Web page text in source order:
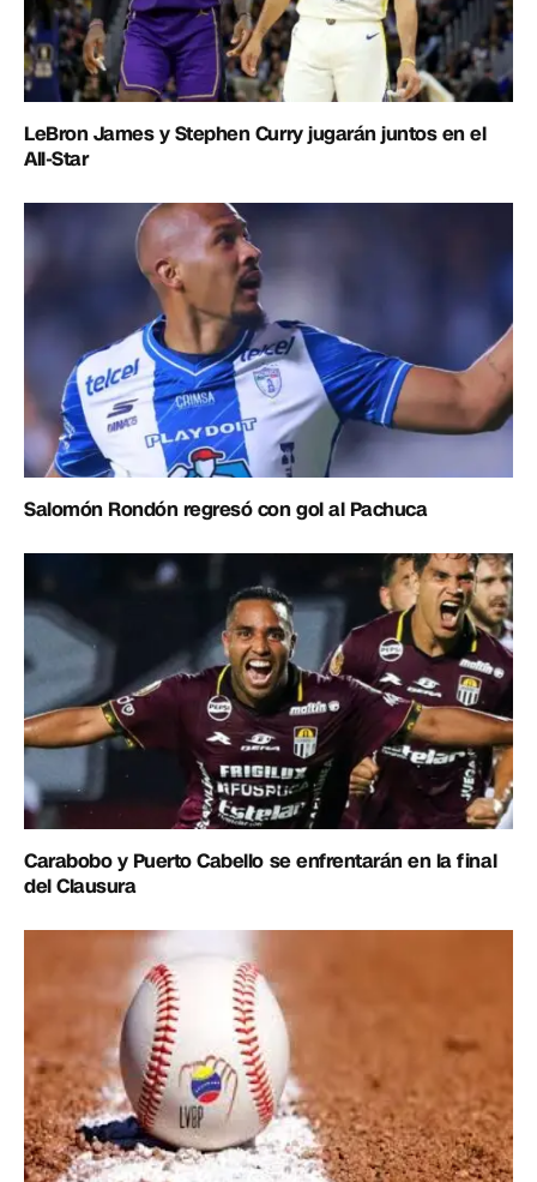
LeBron James y Stephen Curry jugarán juntos en el
All-Star
Salomón Rondón regresó con gol al Pachuca
Carabobo y Puerto Cabello se enfrentarán en la final
del Clausura